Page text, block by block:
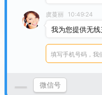
11无线
虞蔓丽 10:49:24
我为您提供无
微信号